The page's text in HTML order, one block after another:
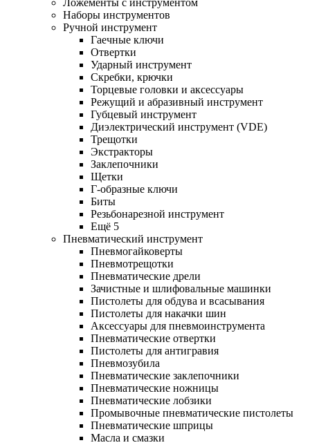
Ложементы с инструментом
Наборы инструментов
Ручной инструмент
Гаечные ключи
Отвертки
Ударный инструмент
Скребки, крючки
Торцевые головки и аксессуары
Режущий и абразивный инструмент
Губцевый инструмент
Диэлектрический инструмент (VDE)
Трещотки
Экстракторы
Заклепочники
Щетки
Г-образные ключи
Биты
Резьбонарезной инструмент
Ещё 5
Пневматический инструмент
Пневмогайковерты
Пневмотрещотки
Пневматические дрели
Зачистные и шлифовальные машинки
Пистолеты для обдува и всасывания
Пистолеты для накачки шин
Аксессуары для пневмоинструмента
Пневматические отвертки
Пистолеты для антигравия
Пневмозубила
Пневматические заклепочники
Пневматические ножницы
Пневматические лобзики
Промывочные пневматические пистолеты
Пневматические шприцы
Масла и смазки